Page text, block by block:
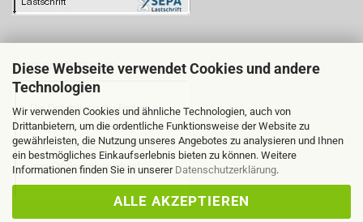
Diese Webseite verwendet Cookies und andere
Technologien
Wir verwenden Cookies und ähnliche Technologien, auch von
Drittanbietern, um die ordentliche Funktionsweise der Website zu
gewährleisten, die Nutzung unseres Angebotes zu analysieren und Ihnen
ein bestmögliches Einkaufserlebnis bieten zu können. Weitere
Informationen finden Sie in unserer Datenschutzerklärung.
ALLE AKZEPTIEREN
BITTE BEACHTEN SIE: